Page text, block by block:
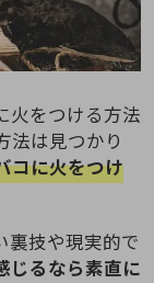
火をつける方法
法は見つかり
コに火をつけ
裏技や現実的で
じるなら素直に